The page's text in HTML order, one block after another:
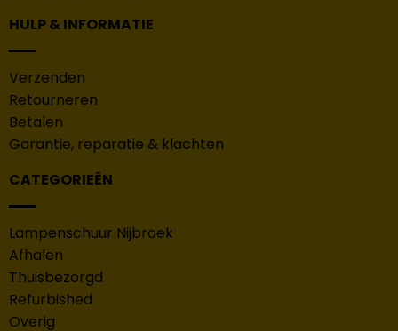
HULP & INFORMATIE
Verzenden
Retourneren
Betalen
Garantie, reparatie & klachten
CATEGORIEËN
Lampenschuur Nijbroek
Afhalen
Thuisbezorgd
Refurbished
Overig